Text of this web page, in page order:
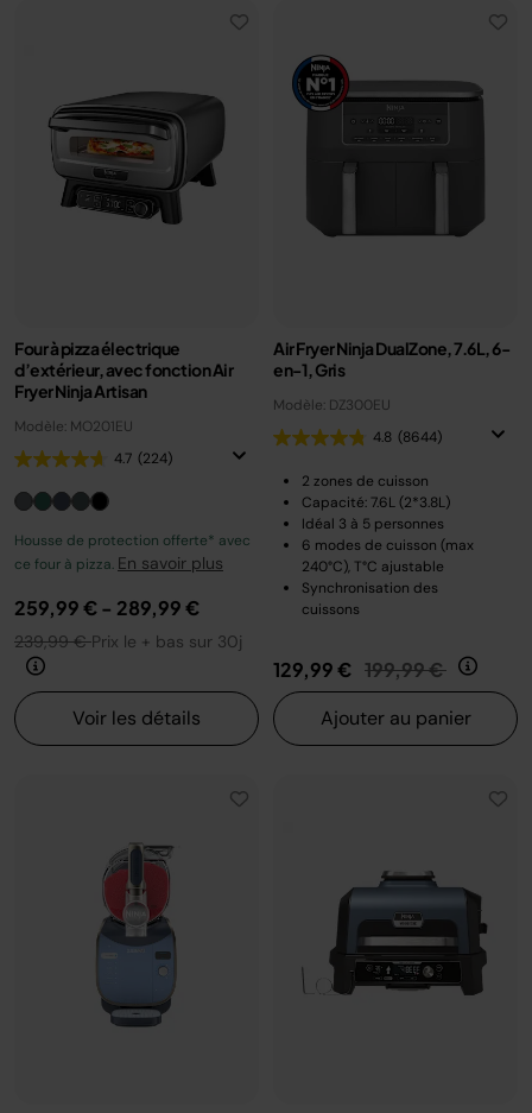
Four à pizza électrique
d’extérieur, avec fonction Air
Fryer Ninja Artisan
Modèle: MO201EU
4.7 (224)
Housse de protection offerte* avec
ce four à pizza. En savoir plus
259,99 €- 289,99 €
239,99 €Prix le + bas sur 30j
Voir les détails
Air Fryer Ninja DualZone, 7.6L, 6-
en-1, Gris
Modèle: DZ300EU
4.8 (8644)
2 zones de cuisson
Capacité: 7.6L (2*3.8L)
Idéal 3 à 5 personnes
6 modes de cuisson (max
240°C), T°C ajustable
Synchronisation des
cuissons
129,99 € Prix réduit de
199,99 € au
Ajouter au panier